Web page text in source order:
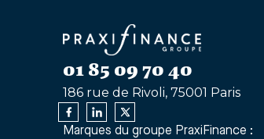
01 85 09 70 40
186 rue de Rivoli, 75001 Paris
Marques du groupe PraxiFinance :